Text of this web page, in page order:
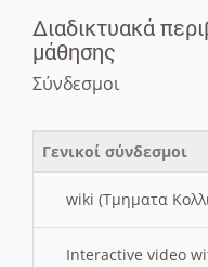
Διαδικτυακά
μάθησης
Σύνδεσμοι
Γενικοί σύνδεσμοι
wiki (Τμηματα
Interactive video